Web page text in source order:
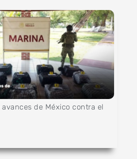
avances de México contra el